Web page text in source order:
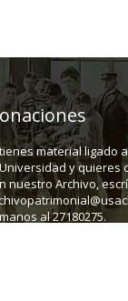
material ligado
y quieres
nuestro Archivo,
al 27180275.